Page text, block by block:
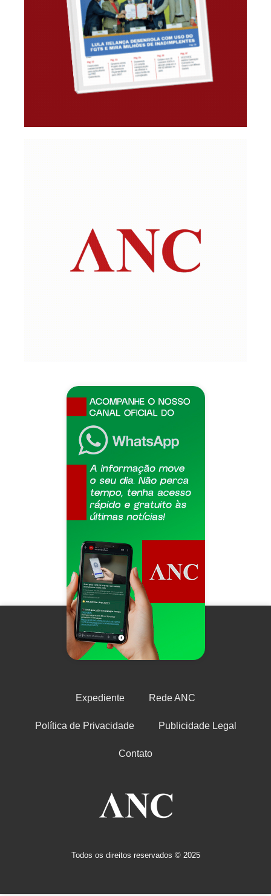
Expediente Rede ANC
Política de Privacidade Publicidade Legal
Contato
Todos os direitos reservados © 2025